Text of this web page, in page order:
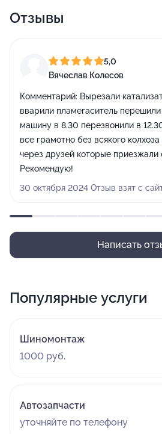
Отзывы
5,0
Вячеслав Колесов
Комментарий: Вырезали
вварили пламегаситель
машину в 8.30 перезвонили в
все грамотно без всякого
через друзей которые приезжали
Рекомендую!
30 октября 2024 Отзыв взят с
Написать
Популярные услуги
Шиномонтаж
1000 руб.
Автозапчасти
уточняйте по телефону